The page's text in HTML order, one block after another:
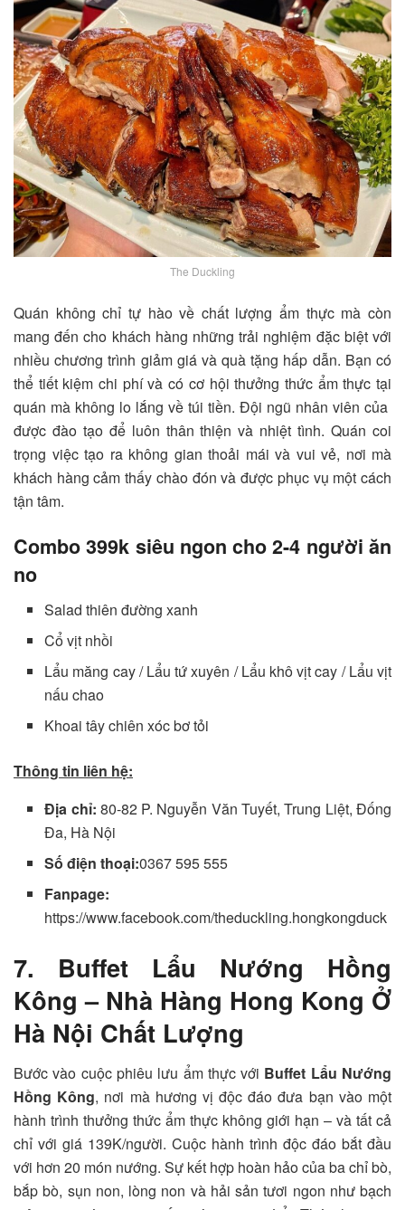
The Duckling
Quán không chỉ tự hào về chất lượng ẩm thực mà còn
mang đến cho khách hàng những trải nghiệm đặc biệt với
nhiều chương trình giảm giá và quà tặng hấp dẫn. Bạn có
thể tiết kiệm chi phí và có cơ hội thưởng thức ẩm thực tại
quán mà không lo lắng về túi tiền. Đội ngũ nhân viên của
được đào tạo để luôn thân thiện và nhiệt tình. Quán coi
trọng việc tạo ra không gian thoải mái và vui vẻ, nơi mà
khách hàng cảm thấy chào đón và được phục vụ một cách
tận tâm.
Combo 399k siêu ngon cho 2-4 người ăn
no
Salad thiên đường xanh
Cổ vịt nhồi
Lẩu măng cay / Lẩu tứ xuyên / Lẩu khô vịt cay / Lẩu vịt
nấu chao
Khoai tây chiên xóc bơ tỏi
Thông tin liên hệ:
Địa chỉ: 80-82 P. Nguyễn Văn Tuyết, Trung Liệt, Đống
Đa, Hà Nội
Số điện thoại:0367 595 555
Fanpage:
https://www.facebook.com/theduckling.hongkongduck
7. Buffet Lẩu Nướng Hồng
Kông – Nhà Hàng Hong Kong Ở
Hà Nội Chất Lượng
Bước vào cuộc phiêu lưu ẩm thực với Buffet Lẩu Nướng
Hồng Kông, nơi mà hương vị độc đáo đưa bạn vào một
hành trình thưởng thức ẩm thực không giới hạn – và tất cả
chỉ với giá 139K/người. Cuộc hành trình độc đáo bắt đầu
với hơn 20 món nướng. Sự kết hợp hoàn hảo của ba chỉ bò,
bắp bò, sụn non, lòng non và hải sản tươi ngon như bạch